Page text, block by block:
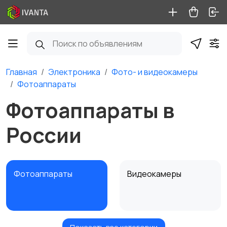
Главная Электроника
Фото- и видеокамеры
Фотоаппараты
Фотоаппараты в
России
Фотоаппараты Видеокамеры